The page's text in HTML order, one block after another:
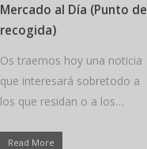
Mercado al Día (Punto de
recogida)
Os traemos hoy una noticia
que interesará sobretodo a
los que residan o a los…
Read More